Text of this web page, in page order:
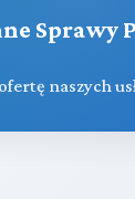
Sprawy
naszych